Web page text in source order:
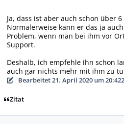
Ja, dass ist aber auch schon über
Normalerweise kann er das ja
Problem, wenn man bei ihm vor
Support.
Deshalb, ich empfehle ihn schon
auch gar nichts mehr mit ihm zu
Bearbeitet21. April 2020 um 20:42
Zitat